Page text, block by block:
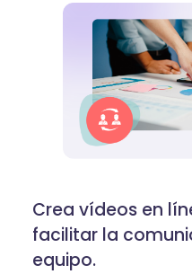
Crea vídeos en
facilitar la
equipo.